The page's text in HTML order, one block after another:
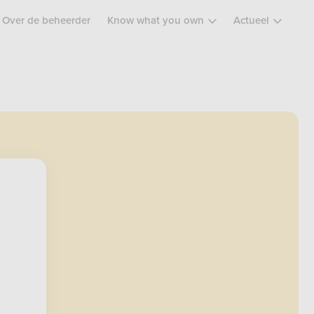
Over de beheerder Know what you own Actueel